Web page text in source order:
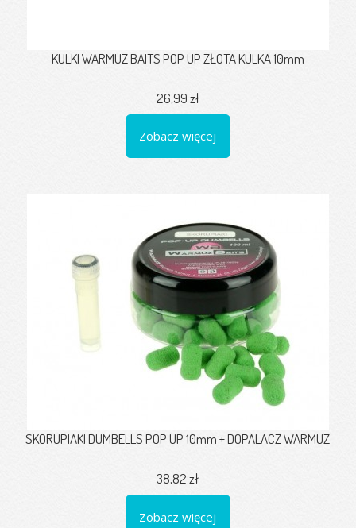
KULKI WARMUZ BAITS POP UP ZŁOTA KULKA 10mm
26,99 zł
Zobacz więcej
SKORUPIAKI DUMBELLS POP UP 10mm + DOPALACZ WARMUZ
38,82 zł
Zobacz więcej